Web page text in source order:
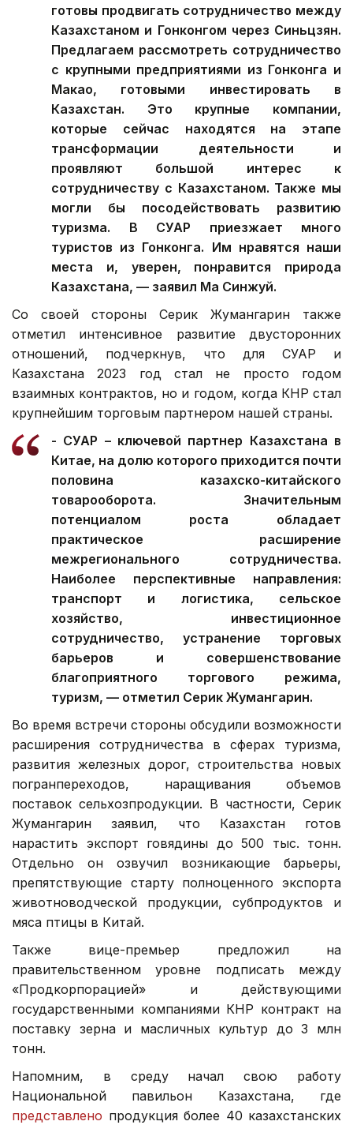
готовы продвигать сотрудничество между
Казахстаном и Гонконгом через Синьцзян.
Предлагаем рассмотреть сотрудничество
с крупными предприятиями из Гонконга и
Макао, готовыми инвестировать в
Казахстан. Это крупные компании,
которые сейчас находятся на этапе
трансформации деятельности и
проявляют большой интерес к
сотрудничеству с Казахстаном. Также мы
могли бы посодействовать развитию
туризма. В СУАР приезжает много
туристов из Гонконга. Им нравятся наши
места и, уверен, понравится природа
Казахстана, — заявил Ма Синжуй.
Со своей стороны Серик Жумангарин также
отметил интенсивное развитие двусторонних
отношений, подчеркнув, что для СУАР и
Казахстана 2023 год стал не просто годом
взаимных контрактов, но и годом, когда КНР стал
крупнейшим торговым партнером нашей страны.
- СУАР – ключевой партнер Казахстана в
Китае, на долю которого приходится почти
половина казахско-китайского
товарооборота. Значительным
потенциалом роста обладает
практическое расширение
межрегионального сотрудничества.
Наиболее перспективные направления:
транспорт и логистика, сельское
хозяйство, инвестиционное
сотрудничество, устранение торговых
барьеров и совершенствование
благоприятного торгового режима,
туризм, — отметил Серик Жумангарин.
Во время встречи стороны обсудили возможности
расширения сотрудничества в сферах туризма,
развития железных дорог, строительства новых
погранпереходов, наращивания объемов
поставок сельхозпродукции. В частности, Серик
Жумангарин заявил, что Казахстан готов
нарастить экспорт говядины до 500 тыс. тонн.
Отдельно он озвучил возникающие барьеры,
препятствующие старту полноценного экспорта
животноводческой продукции, субпродуктов и
мяса птицы в Китай.
Также вице-премьер предложил на
правительственном уровне подписать между
«Продкорпорацией» и действующими
государственными компаниями КНР контракт на
поставку зерна и масличных культур до 3 млн
тонн.
Напомним, в среду начал свою работу
Национальной павильон Казахстана, где
представлено продукция более 40 казахстанских